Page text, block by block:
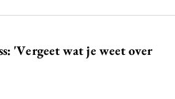
'Vergeet wat je weet over